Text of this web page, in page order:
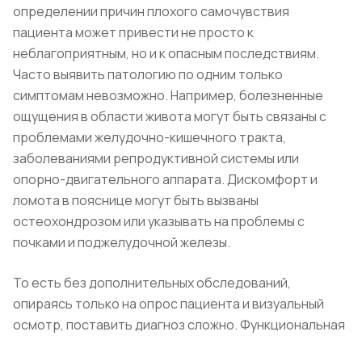
определении причин плохого самочувствия
пациента может привести не просто к
неблагоприятным, но и к опасным последствиям.
Часто выявить патологию по одним только
симптомам невозможно. Например, болезненные
ощущения в области живота могут быть связаны с
проблемами желудочно-кишечного тракта,
заболеваниями репродуктивной системы или
опорно-двигательного аппарата. Дискомфорт и
ломота в пояснице могут быть вызваны
остеохондрозом или указывать на проблемы с
почками и поджелудочной железы.
То есть без дополнительных обследований,
опираясь только на опрос пациента и визуальный
осмотр, поставить диагноз сложно. Функциональная